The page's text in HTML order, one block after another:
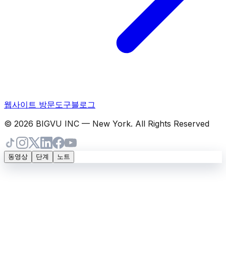
웹사이트 방문도구블로그
© 2026 BIGVU INC — New York. All Rights Reserved
동영상 단계 노트